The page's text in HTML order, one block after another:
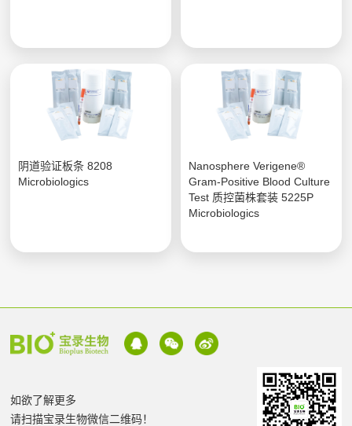
阴道验证板条 8208
Microbiologics
Nanosphere Verigene®
Gram-Positive Blood Culture
Test 质控菌株套装 5225P
Microbiologics
如欲了解更多
请扫描宝录生物微信二维码！